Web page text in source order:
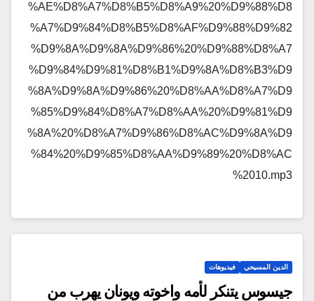
%AE%D8%A7%D8%B5%D8%A9%20%D9%88%D8
%A7%D9%84%D8%B5%D8%AF%D9%88%D9%82
%D9%8A%D9%8A%D9%86%20%D9%88%D8%A7
%D9%84%D9%81%D8%B1%D9%8A%D8%B3%D9
%8A%D9%8A%D9%86%20%D8%AA%D8%A7%D9
%85%D9%84%D8%A7%D8%AA%20%D9%81%D9
%8A%20%D8%A7%D9%86%D8%AC%D9%8A%D9
%84%20%D9%85%D8%AA%D9%89%20%D8%AC
%2010.mp3
الدين المسيحي فيديوهات
جيسوس يتنكر لأمه واخوته ويونان يهرب من